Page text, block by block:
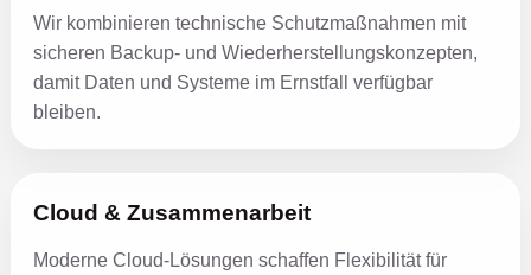
Wir kombinieren technische Schutzmaßnahmen mit
sicheren Backup- und Wiederherstellungskonzepten,
damit Daten und Systeme im Ernstfall verfügbar
bleiben.
Cloud & Zusammenarbeit
Moderne Cloud-Lösungen schaffen Flexibilität für